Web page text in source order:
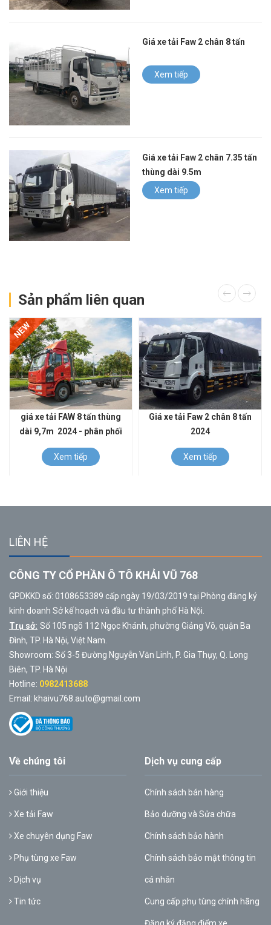
Giá xe tải Faw 2 chân 8 tấn
Xem tiếp
Giá xe tải Faw 2 chân 7.35 tấn
thùng dài 9.5m
Xem tiếp
Sản phẩm liên quan
NEW
giá xe tải FAW 8 tấn thùng
dài 9,7m 2024 - phân phối
xe tải faw 8 tấn tại việt nam
Xem tiếp
Giá xe tải Faw 2 chân 8 tấn
2024
Xem tiếp
LIÊN HỆ
CÔNG TY CỔ PHẦN Ô TÔ KHẢI VŨ 768
GPDKKD số: 0108653389 cấp ngày 19/03/2019 tại Phòng đăng ký
kinh doanh Sở kế hoạch và đầu tư thành phố Hà Nội.
Trụ sở: Số 105 ngõ 112 Ngọc Khánh, phường Giảng Võ, quận Ba
Đình, TP. Hà Nội, Việt Nam.
Showroom: Số 3-5 Đường Nguyễn Văn Linh, P. Gia Thụy, Q. Long
Biên, TP. Hà Nội
Hotline: 0982413688
Email: khaivu768.auto@gmail.com
Về chúng tôi
Giới thiệu
Xe tải Faw
Xe chuyên dụng Faw
Phụ tùng xe Faw
Dịch vụ
Tin tức
Dịch vụ cung cấp
Chính sách bán hàng
Bảo dưỡng và Sửa chữa
Chính sách bảo hành
Chính sách bảo mật thông tin
cá nhân
Cung cấp phụ tùng chính hãng
Đăng ký đăng điểm xe